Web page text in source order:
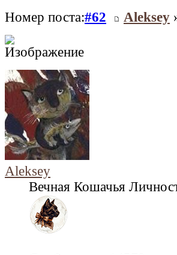
Номер поста:#62 Aleksey
Aleksey
Вечная Кошачья